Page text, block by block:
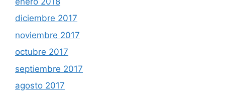
diciembre 2017
noviembre 2017
octubre 2017
septiembre 2017
agosto 2017